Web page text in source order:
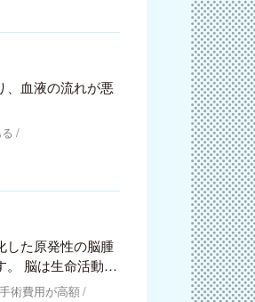
、血液の流れが悪
した原発性の脳腫
に
命に関わること
手術費用が高額